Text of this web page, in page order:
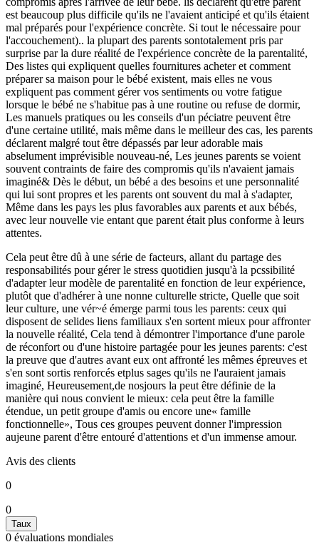
est beaucoup plus difficile qu'ils ne l'avaient anticipé et qu'ils étaient
mal préparés pour l'expérience concrète. Si tout le nécessaire pour
l'accouchement).. la plupart des parents sontotalement pris par
surprise par la dure réalité de l'expérience concrète de la parentalité,
Des listes qui expliquent quelles fournitures acheter et comment
préparer sa maison pour le bébé existent, mais elles ne vous
expliquent pas comment gérer vos sentiments ou votre fatigue
lorsque le bébé ne s'habitue pas à une routine ou refuse de dormir,
Les manuels pratiques ou les conseils d'un péciatre peuvent être
d'une certaine utilité, mais même dans le meilleur des cas, les parents
déclarent malgré tout être dépassés par leur adorable mais
abselument imprévisible nouveau-né, Les jeunes parents se voient
souvent contraints de faire des compromis qu'ils n'avaient jamais
imaginé& Dès le début, un bébé a des besoins et une personnalité
qui lui sont propres et les parents ont souvent du mal à s'adapter,
Même dans les pays les plus favorables aux parents et aux bébés,
avec leur nouvelle vie entant que parent était plus conforme à leurs
attentes.
Cela peut être dû à une série de facteurs, allant du partage des
responsabilités pour gérer le stress quotidien jusqu'à la pcssibilité
d'adapter leur modèle de parentalité en fonction de leur expérience,
plutôt que d'adhérer à une nonne culturelle stricte, Quelle que soit
leur culture, une vér~é émerge parmi tous les parents: ceux qui
disposent de selides liens familiaux s'en sortent mieux pour affronter
la nouvelle réalité, Cela tend à démontrer l'importance d'une parole
de réconfort ou d'une histoire partagée pour les jeunes parents: c'est
la preuve que d'autres avant eux ont affronté les mêmes épreuves et
s'en sont sortis renforcés etplus sages qu'ils ne l'auraient jamais
imaginé, Heureusement,de nosjours la peut être définie de la
manière qui nous convient le mieux: cela peut être la famille
étendue, un petit groupe d'amis ou encore une« famille
fonctionnelle», Tous ces groupes peuvent donner l'impression
aujeune parent d'être entouré d'attentions et d'un immense amour.
Avis des clients
0
0
0 évaluations mondiales